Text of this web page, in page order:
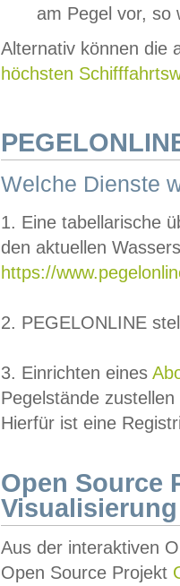
am Pegel vor,
Alternativ können die
höchsten
Welche Dienste
1. Eine tabellarische
den aktuellen
https://
2. PEGELONLINE
3. Einrichten eines
Pegelstände
Hierfür ist eine
Open Source
Visualisierung
Aus der interaktiven
Open Source Projekt